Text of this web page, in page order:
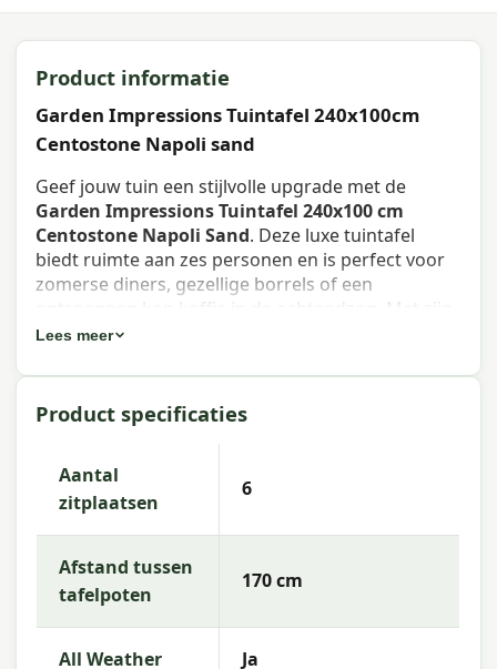
Product informatie
Garden Impressions Tuintafel 240x100cm
Centostone Napoli sand
Geef jouw tuin een stijlvolle upgrade met de
Garden Impressions Tuintafel 240x100 cm
Centostone Napoli Sand. Deze luxe tuintafel
biedt ruimte aan zes personen en is perfect voor
zomerse diners, gezellige borrels of een
ontspannen kop koffie in de ochtendzon. Met zijn
royale formaat, weerbestendige eigenschappen
echte blikvanger én duurzame keuze.
Het tafelblad is gemaakt van Centostone® – een
revolutionair, extreem hard materiaal dat
vergelijkbaar is met keramiek, maar compacter,
krasbestendig en hittebestendig. Dankzij de
zandkleurige
past in zowel moderne als klassieke
tuininrichtingen.
tuintafel niet alleen stevig en stabiel, maar ook
Lees meer
Product specificaties
Aantal
zitplaatsen
6
Afstand tussen
tafelpoten
170 cm
All Weather Ja